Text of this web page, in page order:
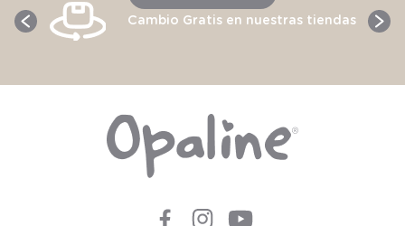
Cambio Gratis en nuestras tiendas